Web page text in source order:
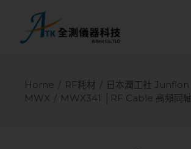
Home RF耗材
日本潤工社 Junflon
MWX
MWX341 │RF Cable 高頻同